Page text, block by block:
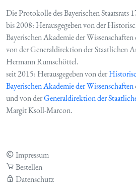
Die Protokolle des Bayerischen Staatsrats
bis 2008: Herausgegeben von der
Bayerischen Akademie der
von der Generaldirektion der Staatlichen
Hermann Rumschöttel.
seit 2015: Herausgegeben von der
Bayerischen Akademie der Wissenschaften
und von derGeneraldirektion der
Margit Ksoll-Marcon.
Impressum
Bestellen
Datenschutz